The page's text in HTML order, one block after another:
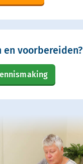
en voorbereiden?